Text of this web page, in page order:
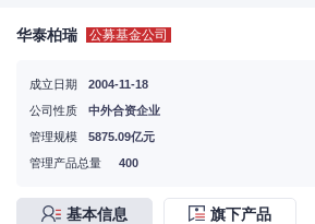
华泰柏瑞 公募基金公司
成立日期
2004-11-18
公司性质
中外合资企业
管理规模
5875.09亿元
管理产品总量
400
基本信息 旗下产品